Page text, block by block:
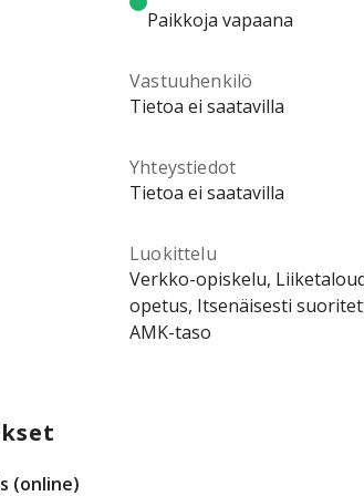
Paikkoja vapaana
Vastuuhenkilö
Tietoa ei saatavilla
Yhteystiedot
Tietoa ei saatavilla
Luokittelu
Verkko-opiskelu,
opetus, Itsenäisesti
AMK-taso
(online)